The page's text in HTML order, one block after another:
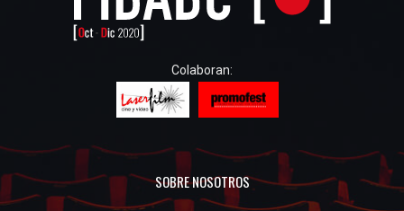
Colaboran:
SOBRE NOSOTROS